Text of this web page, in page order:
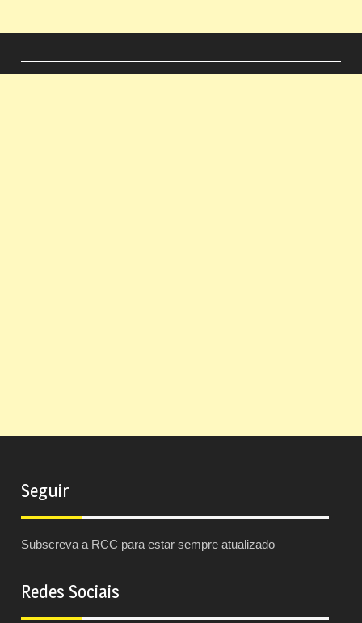
Seguir
Subscreva a RCC para estar sempre atualizado
Redes Sociais